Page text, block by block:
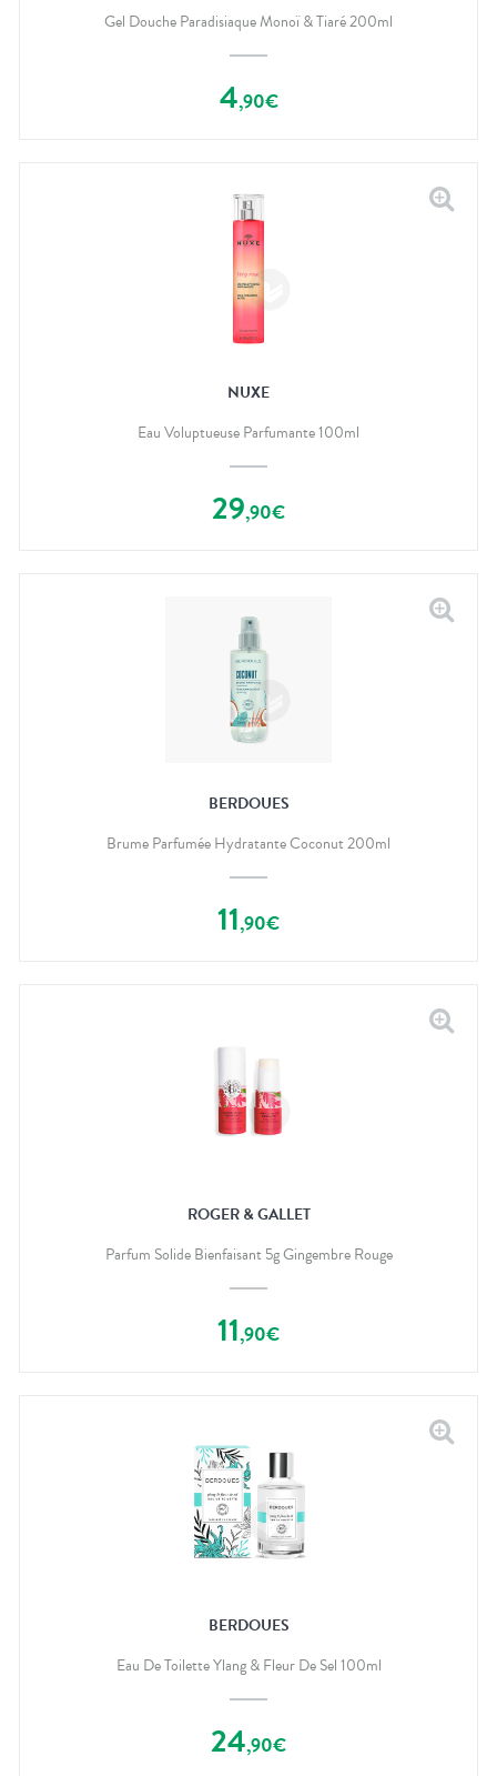
Gel Douche Paradisiaque Monoï & Tiaré 200ml
4,90€
NUXE
Eau Voluptueuse Parfumante 100ml
29,90€
BERDOUES
Brume Parfumée Hydratante Coconut 200ml
11,90€
ROGER & GALLET
Parfum Solide Bienfaisant 5g Gingembre Rouge
11,90€
BERDOUES
Eau De Toilette Ylang & Fleur De Sel 100ml
24,90€